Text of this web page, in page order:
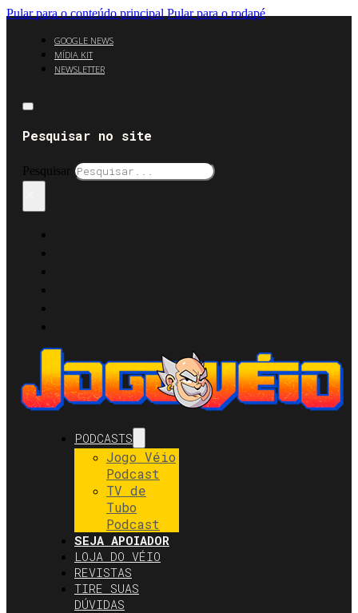
Pular para o conteúdo principal Pular para o rodapé
GOOGLE NEWS
MÍDIA KIT
NEWSLETTER
Pesquisar no site
Pesquisar
PODCASTS
Jogo Véio
Podcast
TV de
Tubo
Podcast
SEJA APOIADOR
LOJA DO VÉIO
REVISTAS
TIRE SUAS
DÚVIDAS